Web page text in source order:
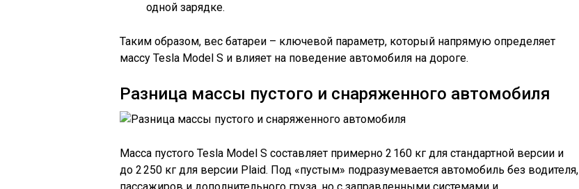
одной зарядке.
Таким образом, вес батареи – ключевой параметр, который напрямую определяет
массу Tesla Model S и влияет на поведение автомобиля на дороге.
Разница массы пустого и снаряженного автомобиля
Масса пустого Tesla Model S составляет примерно 2 160 кг для стандартной версии и
до 2 250 кг для версии Plaid. Под «пустым» подразумевается автомобиль без водителя,